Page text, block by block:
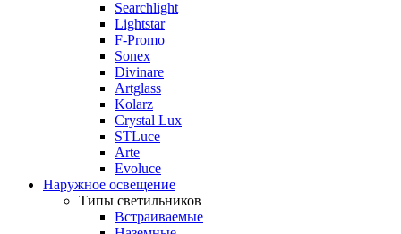
Searchlight
Lightstar
F-Promo
Sonex
Divinare
Artglass
Kolarz
Crystal Lux
STLuce
Arte
Evoluce
Наружное освещение
Типы светильников
Встраиваемые